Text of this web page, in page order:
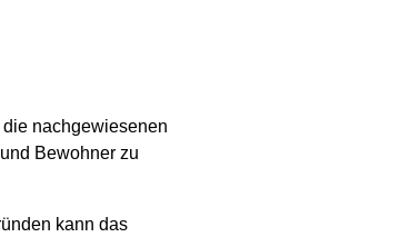
nachgewiesenen
Bewohner zu
kann das